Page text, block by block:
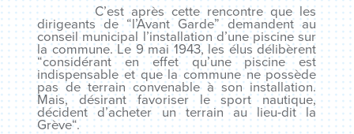
C’est après cette rencontre que les
dirigeants de “l’Avant Garde” demandent au
conseil municipal l’installation d’une piscine sur
la commune. Le 9 mai 1943, les élus délibèrent
“considérant en effet qu’une piscine est
indispensable et que la commune ne possède
pas de terrain convenable à son installation.
Mais, désirant favoriser le sport nautique,
décident d’acheter un terrain au lieu-dit la
Grève“.